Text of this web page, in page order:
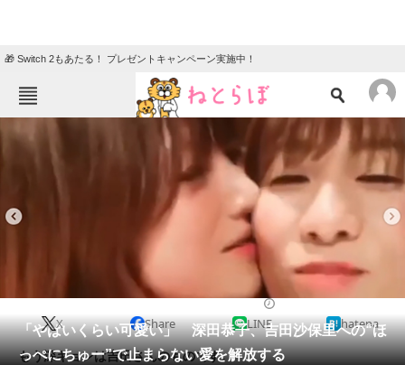
🎁 Switch 2もあたる！ プレゼントキャンペーン実施中！
ニュース
クイズ
グルメ
教育・育児
会員記事
「やばいくらい可愛い」 深田恭子、吉田沙保里への“ほ
っぺにちゅー”で止まらない愛を解放する
X Share LINE hatena
もう深キョンは吉田さんのものです。